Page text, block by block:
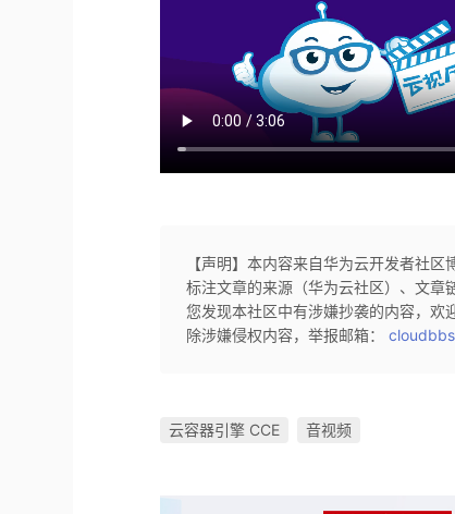
【声明】本内容来自华为云开发者社
标注文章的来源（华为云社区）、文章
您发现本社区中有涉嫌抄袭的内容，欢
除涉嫌侵权内容，举报邮箱：
云容器引擎 CCE 音视频